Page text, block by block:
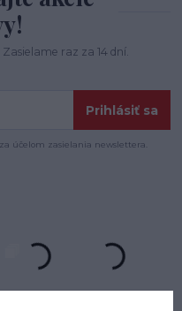
raz za 14 dní.
Prihlásiť sa
za účelom zasielania newslettera.